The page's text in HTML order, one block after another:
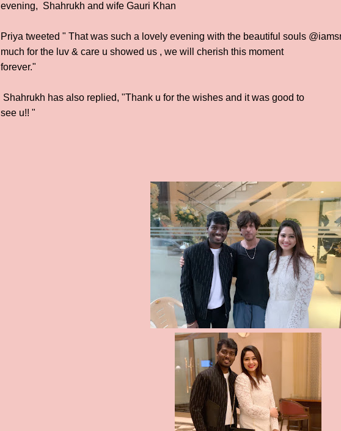
evening, Shahrukh and wife Gauri Khan
Priya tweeted " That was such a lovely evening with the beautiful souls
much for the luv & care u showed us , we will cherish this moment
forever."
Shahrukh has also replied, "Thank u for the wishes and it was good to
see u!! "